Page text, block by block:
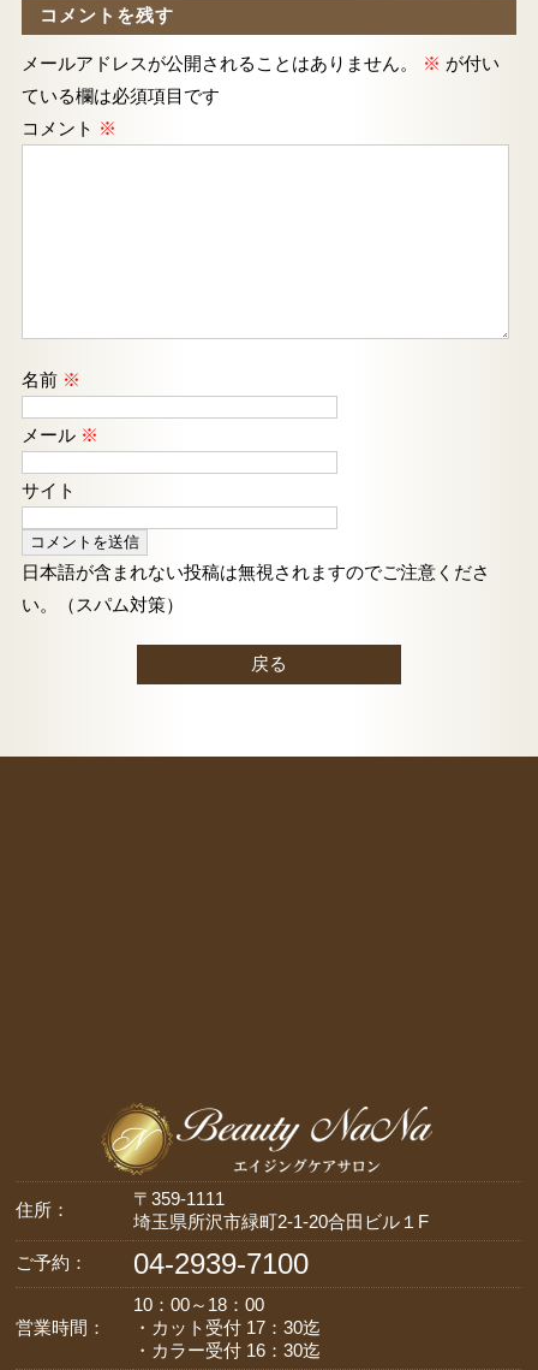
コメントを残す
メールアドレスが公開されることはありません。 ※ が付い
ている欄は必須項目です
コメント ※
名前 ※
メール ※
サイト
日本語が含まれない投稿は無視されますのでご注意くださ
い。（スパム対策）
戻る
住所：
〒359-1111
埼玉県所沢市緑町2-1-20合田ビル１F
ご予約：
04-2939-7100
営業時間：
10：00～18：00
・カット受付 17：30迄
・カラー受付 16：30迄